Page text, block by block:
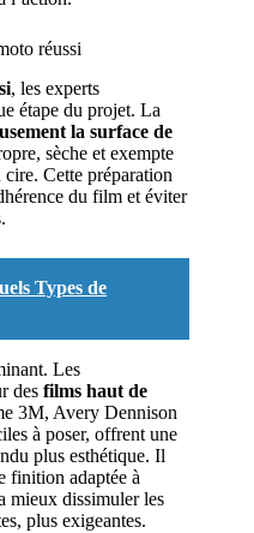
réussi
, les experts
étape du projet. La
la surface de
sèche et exempte
cire. Cette préparation
du film et éviter
Types de
Les
des films haut de
3M, Avery Dennison
à poser, offrent une
plus esthétique. Il
finition adaptée à
mieux dissimuler les
plus exigeantes.